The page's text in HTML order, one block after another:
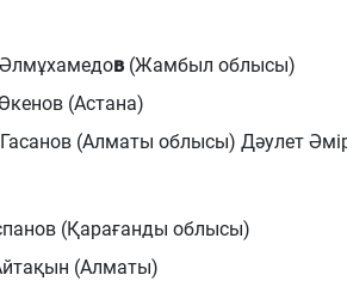
в (Жамбыл облысы)
(Астана)
(Алматы облысы) Дәулет
(Қарағанды облысы)
(Алматы)